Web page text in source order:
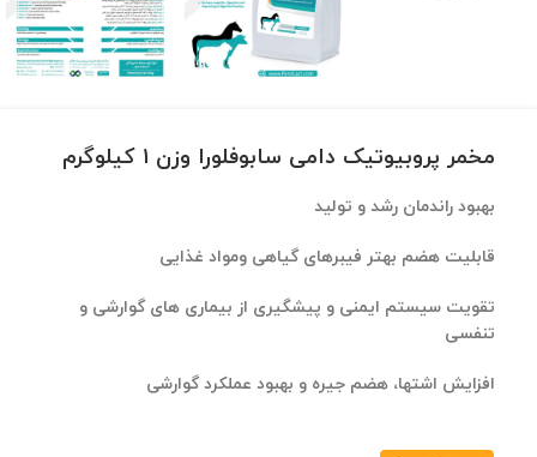
مخمر پروبیوتیک دامی سابوفلورا وزن ۱ کیلوگرم
بهبود راندمان رشد و تولید
قابلیت هضم بهتر فیبرهای گیاهی ومواد غذایی
تقویت سیستم ایمنی و پیشگیری از بیماری های گوارشی و
تنفسی
افزایش اشتها، هضم جيره و بهبود عملکرد گوارشی